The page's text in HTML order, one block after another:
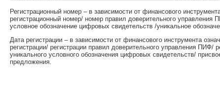
Регистрационный номер – в зависимости от финансового
регистрационный номер/ номер правил доверительного
условное обозначение цифровых свидетельств /уникальное
Дата регистрации – в зависимости от финансового инструмента
регистрации/ регистрации правил доверительного управления ПИФ/
уникального условного обозначения цифровых свидетельств/
предложения.